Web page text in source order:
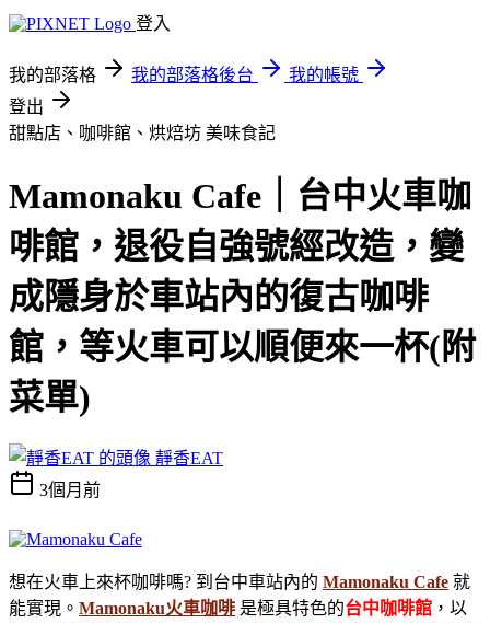
登入
我的部落格 我的部落格後台
我的帳號
登出
甜點店、咖啡館、烘焙坊 美味食記
Mamonaku Cafe｜台中火車咖
啡館，退役自強號經改造，變
成隱身於車站內的復古咖啡
館，等火車可以順便來一杯(附
菜單)
靜香EAT
3個月前
想在火車上來杯咖啡嗎? 到台中車站內的 Mamonaku Cafe 就
能實現。 Mamonaku火車咖啡 是極具特色的台中咖啡館 ，以